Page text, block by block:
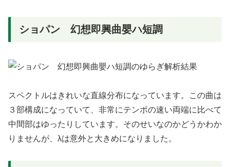
ショパン 幻想即興曲嬰ハ短調
スペクトルはきれいな直線分布になっています。この曲は
３部構成になっていて、非常にテンポの速い両端に比べて
中間部はゆったりしています。そのせいなのかどうかわか
りませんが、λは意外と大きめになりました。